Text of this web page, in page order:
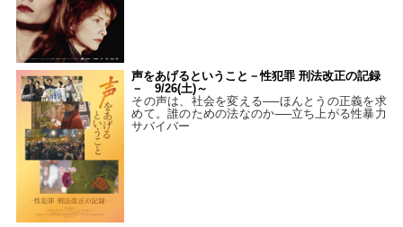
声をあげるということ－性犯罪 刑法改正の記録
－ 9/26(土)～
その声は、社会を変える──ほんとうの正義を求
めて。誰のための法なのか──立ち上がる性暴力
サバイバー